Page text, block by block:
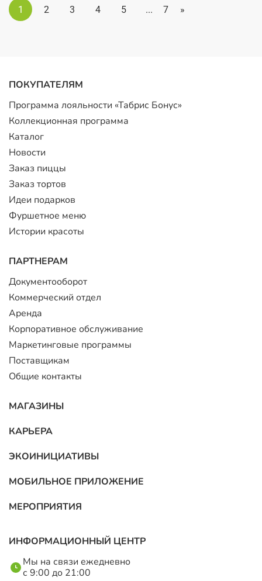
1 2 3 4 5 ... 7 »
ПОКУПАТЕЛЯМ
Программа лояльности «Табрис Бонус»
Коллекционная программа
Каталог
Новости
Заказ пиццы
Заказ тортов
Идеи подарков
Фуршетное меню
Истории красоты
ПАРТНЕРАМ
Документооборот
Коммерческий отдел
Аренда
Корпоративное обслуживание
Маркетинговые программы
Поставщикам
Общие контакты
МАГАЗИНЫ
КАРЬЕРА
ЭКОИНИЦИАТИВЫ
МОБИЛЬНОЕ ПРИЛОЖЕНИЕ
МЕРОПРИЯТИЯ
ИНФОРМАЦИОННЫЙ ЦЕНТР
Мы на связи ежедневно
с 9:00 до 21:00